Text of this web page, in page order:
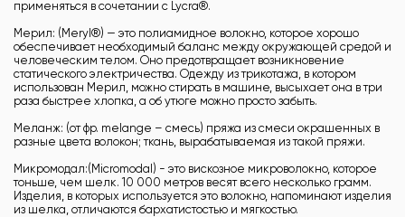
применяться в сочетании с Lycra®.
Мерил: (Meryl®) — это полиамидное волокно, которое хорошо
обеспечивает необходимый баланс между окружающей средой и
человеческим телом. Оно предотвращает возникновение
статического электричества. Одежду из трикотажа, в котором
использован Мерил, можно стирать в машине, высыхает она в три
раза быстрее хлопка, а об утюге можно просто забыть.
Меланж: (от фр. melange – смесь) пряжа из смеси окрашенных в
разные цвета волокон; ткань, вырабатываемая из такой пряжи.
Микромодал:(Micromodal) - это вискозное микроволокно, которое
тоньше, чем шелк. 10 000 метров весят всего несколько грамм.
Изделия, в которых используется это волокно, напоминают изделия
из шелка, отличаются бархатистостью и мягкостью.